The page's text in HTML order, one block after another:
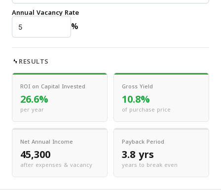
Annual Vacancy Rate
%
RESULTS
ROI on Capital Invested
26.6%
per year
Gross Yield
10.8%
of purchase price
Net Annual Income
45,300
after expenses & vacancy
Payback Period
3.8 yrs
years to break even